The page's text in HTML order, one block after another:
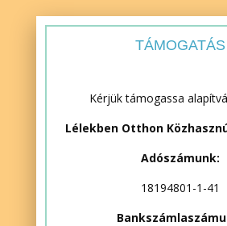
TÁMOGATÁS
Kérjük támogassa
Lélekben Otthon
Adószámunk:
18194801-1-41